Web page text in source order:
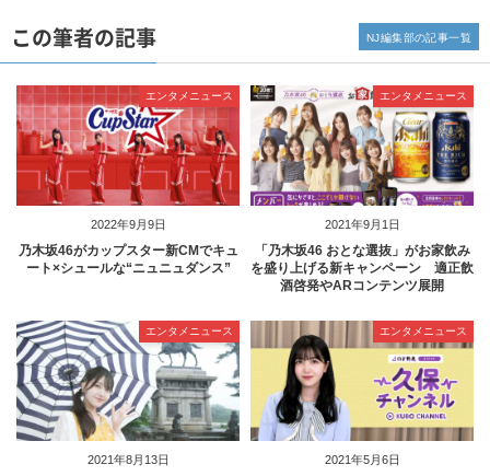
この筆者の記事
2022年9月9日
エンタメニュース
乃木坂46がカップスター新CMでキュ
ート×シュールな“ニュニュダンス”
2021年9月1日
エンタメニュース
「乃木坂46 おとな選抜」がお家飲み
を盛り上げる新キャンペーン 適正飲
酒啓発やARコンテンツ展開
2021年8月13日
エンタメニュース
2021年5月6日
エンタメニュース
NJ編集部の記事一覧